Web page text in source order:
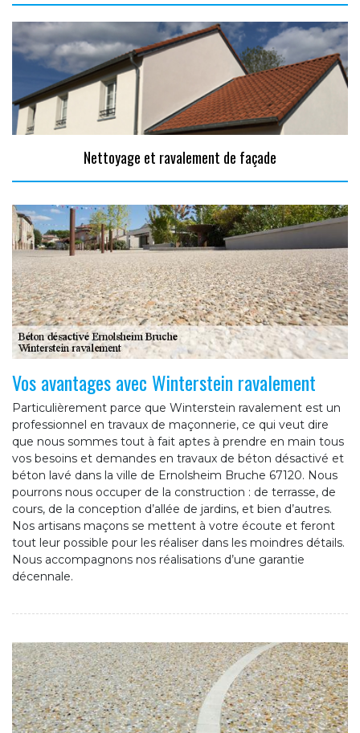
Nettoyage et ravalement de façade
Vos avantages avec Winterstein ravalement
Particulièrement parce que Winterstein ravalement est un
professionnel en travaux de maçonnerie, ce qui veut dire
que nous sommes tout à fait aptes à prendre en main tous
vos besoins et demandes en travaux de béton désactivé et
béton lavé dans la ville de Ernolsheim Bruche 67120. Nous
pourrons nous occuper de la construction : de terrasse, de
cours, de la conception d’allée de jardins, et bien d’autres.
Nos artisans maçons se mettent à votre écoute et feront
tout leur possible pour les réaliser dans les moindres détails.
Nous accompagnons nos réalisations d’une garantie
décennale.